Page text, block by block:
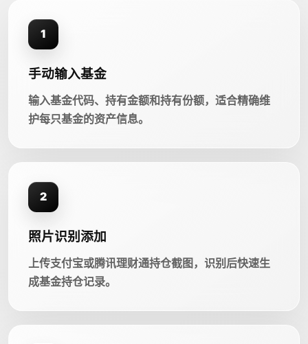
1
手动输入基金
输入基金代码、持有金额和持有份额，适合精确维
护每只基金的资产信息。
2
照片识别添加
上传支付宝或腾讯理财通持仓截图，识别后快速生
成基金持仓记录。